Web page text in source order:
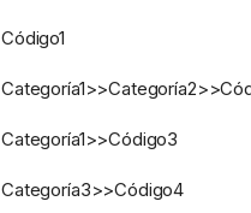
Código1
Categoría1>>Código3
Categoría3>>Código4